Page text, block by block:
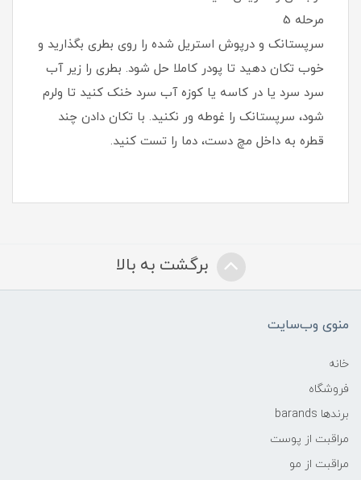
مرحله 5
سرپستانک و درپوش استریل شده را روی بطری بگذارید و
خوب تکان دهید تا پودر کاملا حل شود. بطری را زیر آب
سرد سرد یا در کاسه یا کوزه آب سرد خنک کنید تا ولرم
شود، سرپستانک را غوطه ور نکنید. با تکان دادن چند
قطره به داخل مچ دست، دما را تست کنید.
برگشت به بالا
منوی وب‌سایت
خانه
فروشگاه
برندها barands
مراقبت از پوست
مراقبت از مو